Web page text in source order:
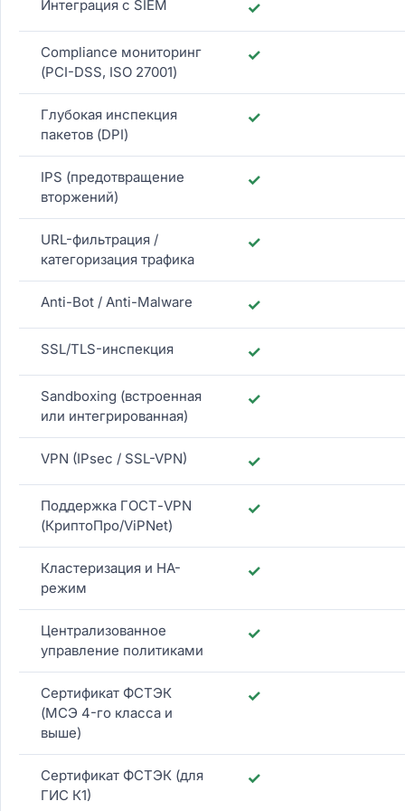
Интеграция с SIEM ✓
Compliance мониторинг
(PCI-DSS, ISO 27001)
✓
Глубокая инспекция
пакетов (DPI)
✓
IPS (предотвращение
вторжений)
✓
URL-фильтрация /
категоризация трафика
✓
Anti-Bot / Anti-Malware ✓
SSL/TLS-инспекция ✓
Sandboxing (встроенная
или интегрированная)
✓
VPN (IPsec / SSL-VPN) ✓
Поддержка ГОСТ-VPN
(КриптоПро/ViPNet)
✓
Кластеризация и HA-
режим
✓
Централизованное
управление политиками
✓
Сертификат ФСТЭК
(МСЭ 4-го класса и
выше)
✓
Сертификат ФСТЭК (для
ГИС К1)
✓